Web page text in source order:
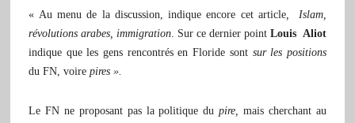
« Au menu de la discussion, indique encore cet article,
Islam,
révolutions arabes, immigration. Sur ce dernier pointLouis Aliot
indique que les gens rencontrés en Floride sontsur les positions
du FN, voirepires ».
Le FN ne proposant pas la politique dupire,mais cherchant au